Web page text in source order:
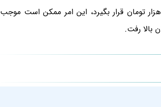
با این حال، در صورتی که قیمت سکه بالای ۳۱ میلیون و ۲۰۰ هزار تومان قرار بگیرد، این امر ممکن است موجب